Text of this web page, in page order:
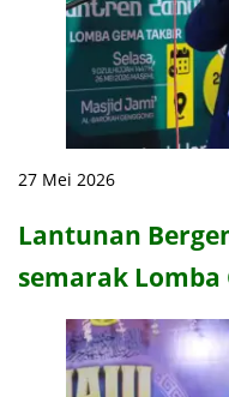
27 Mei 2026
Lantunan
semarak Lomba